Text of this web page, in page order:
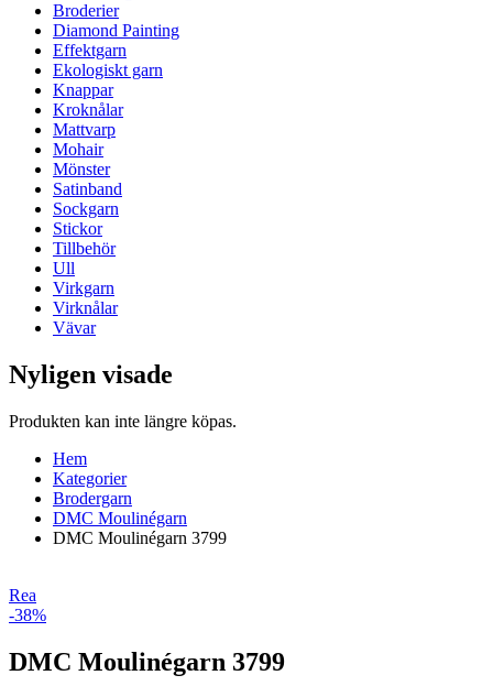
Broderier
Diamond Painting
Effektgarn
Ekologiskt garn
Knappar
Kroknålar
Mattvarp
Mohair
Mönster
Satinband
Sockgarn
Stickor
Tillbehör
Ull
Virkgarn
Virknålar
Vävar
Nyligen visade
Produkten kan inte längre köpas.
Hem
Kategorier
Brodergarn
DMC Moulinégarn
DMC Moulinégarn 3799
Rea
-38%
DMC Moulinégarn 3799